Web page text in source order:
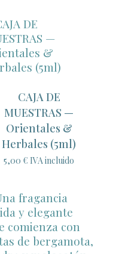
CAJA DE
MUESTRAS —
Orientales &
Herbales (5ml)
5,00 € IVA incluido